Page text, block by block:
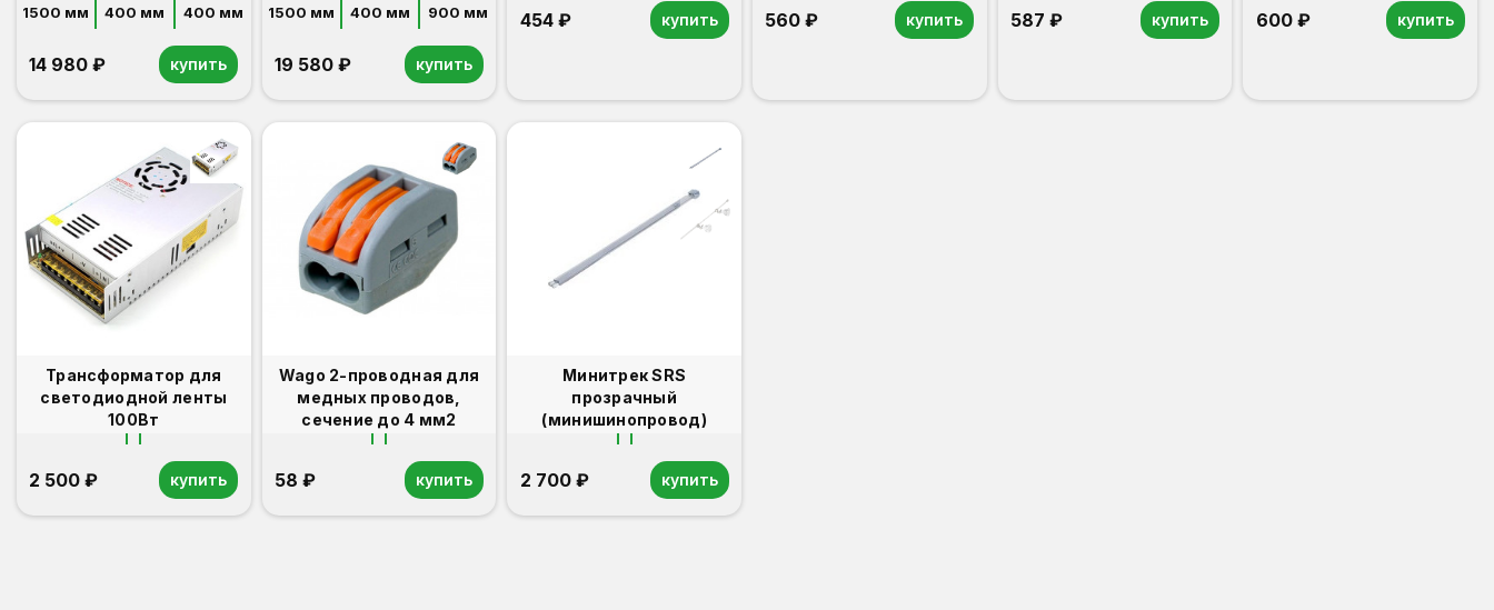
1500 мм
400 мм
400 мм
14 980 ₽ купить
1500 мм
400 мм
900 мм
19 580 ₽ купить
454 ₽ купить 560 ₽ купить 587 ₽ купить 600 ₽ купить
Трансформатор для
светодиодной ленты
100Вт
2 500 ₽ купить
Wago 2-проводная для
медных проводов,
сечение до 4 мм2
58 ₽ купить
Минитрек SRS
прозрачный
(минишинопровод)
2 700 ₽ купить